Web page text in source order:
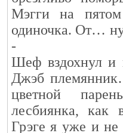
Мэгги на
одиночка. От…
-
Шеф вздохнул и
Джэб
цветной
лесбиянка, как
Грэге я уже и